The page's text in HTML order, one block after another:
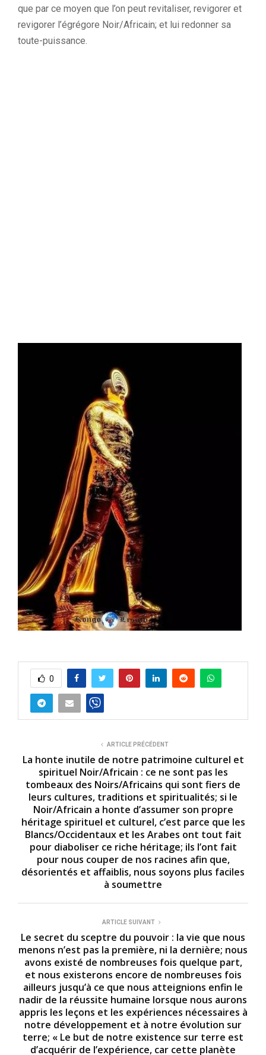
que par ce moyen que l’on peut revitaliser, revigorer et
revigorer l’égrégore Noir/Africain; et lui redonner sa
toute-puissance.
0
ARTICLE PRÉCÉDENT
La honte inutile de notre patrimoine culturel et
spirituel Noir/Africain : ce ne sont pas les
tombeaux des Noirs/Africains qui sont fiers de
leurs cultures, traditions et spiritualités; si le
Noir/Africain a honte d’assumer son propre
héritage spirituel et culturel, c’est parce que les
Blancs/Occidentaux et les Arabes ont tout fait
pour diaboliser ce riche héritage; ils l’ont fait
pour nous couper de nos racines afin que,
désorientés et affaiblis, nous soyons plus faciles
à soumettre
ARTICLE SUIVANT
Le secret du sceptre du pouvoir : la vie que nous
menons n’est pas la première, ni la dernière; nous
avons existé de nombreuses fois quelque part,
et nous existerons encore de nombreuses fois
ailleurs jusqu’à ce que nous atteignions enfin le
nadir de la réussite humaine lorsque nous aurons
appris les leçons et les expériences nécessaires à
notre développement et à notre évolution sur
terre; « Le but de notre existence sur terre est
d’acquérir de l’expérience, car cette planète